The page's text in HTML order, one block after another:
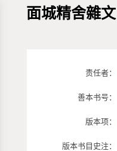
面城精舍雜
责任者：
善本书号：
版本项：
版本书目史注：